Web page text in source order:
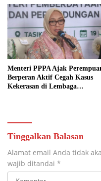
Menteri PPPA Ajak
Berperan Aktif Cegah Kasus
Kekerasan di Lembaga
Tinggalkan Balasan
Alamat email Anda tidak
wajib ditandai *